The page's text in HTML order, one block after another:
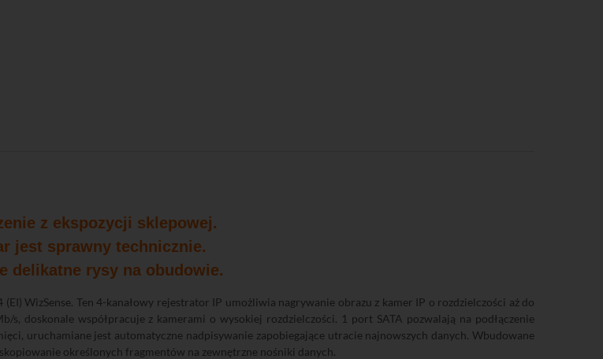
z ekspozycji sklepowej.
jest sprawny technicznie.
delikatne rysy na obudowie.
WizSense. Ten 4-kanałowy rejestrator IP umożliwia nagrywanie obrazu z kamer IP o rozdzielczości aż do
doskonale współpracuje z kamerami o wysokiej rozdzielczości. 1 port SATA pozwalają na podłączenie
uruchamiane jest automatyczne nadpisywanie zapobiegające utracie najnowszych danych. Wbudowane
określonych fragmentów na zewnętrzne nośniki danych.